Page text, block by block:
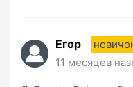
Егор
11 месяцев